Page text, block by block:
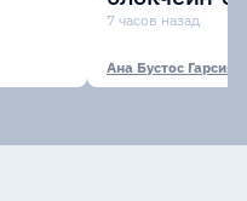
участии
7 часов назад
Ана Бустос Гарсия